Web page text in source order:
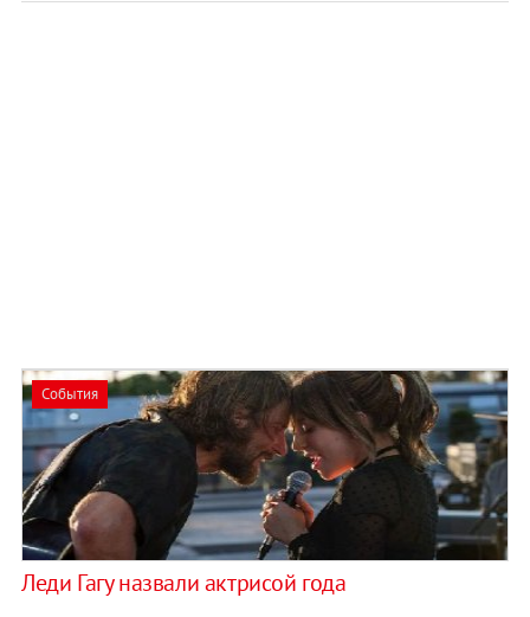
События
Леди Гагу назвали актрисой года